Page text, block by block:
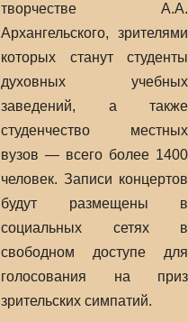
творчестве А.А.
Архангельского, зрителями
которых станут студенты
духовных учебных
заведений, а также
студенчество местных
вузов — всего более 1400
человек. Записи концертов
будут размещены в
социальных сетях в
свободном доступе для
голосования на приз
зрительских симпатий.